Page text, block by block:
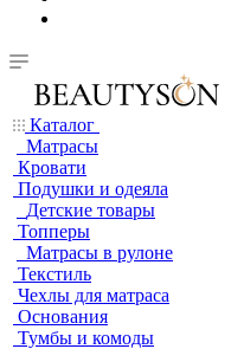
Каталог
Матрасы
Кровати
Подушки и одеяла
Детские товары
Топперы
Матрасы в рулоне
Текстиль
Чехлы для матраса
Основания
Тумбы и комоды